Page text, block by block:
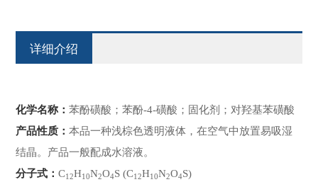
详细介绍
化学名称：苯酚磺酸；苯酚-4-磺酸；固化剂；对羟基苯磺酸
产品性质：本品一种浅棕色透明液体，在空气中放置易吸湿
结晶。产品一般配成水溶液。
分子式：C12H10N2O4S (C12H10N2O4S)